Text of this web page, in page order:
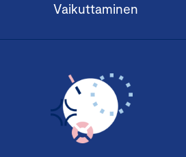
Vaikuttaminen